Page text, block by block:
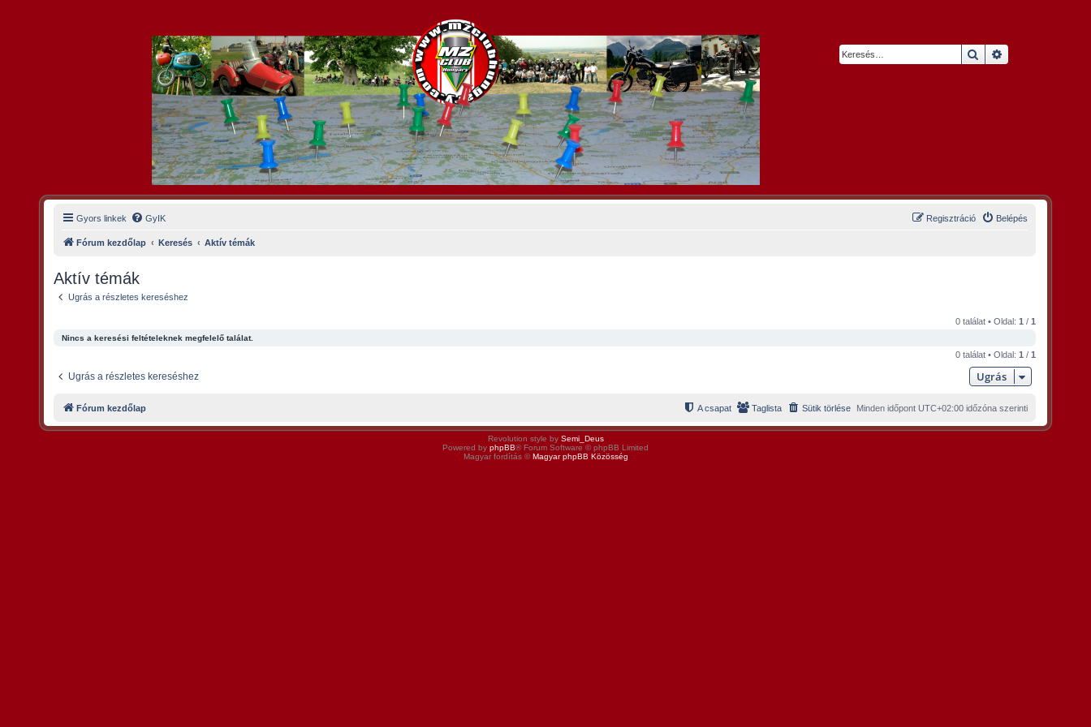
Keresés
Gyors linkek GyIK Belépés
Regisztráció
Fórum kezdőlap Keresés Aktív témák
Aktív témák
Ugrás a részletes kereséshez
0 találat • Oldal: 1 / 1
Nincs a keresési feltételeknek megfelelő találat.
0 találat • Oldal: 1 / 1
Ugrás a részletes kereséshez Ugrás
Fórum kezdőlap Minden időpont UTC+02:00időzóna szerinti
Sütik törlése
Taglista
A csapat
Revolution style by Semi_Deus
Powered by phpBB® Forum Software © phpBB Limited
Magyar fordítás ©Magyar phpBB Közösség